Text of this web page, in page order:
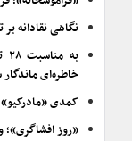
نگاهی نقادانه
خاطره‌ای
کمدی
«روز افشاگری»؛